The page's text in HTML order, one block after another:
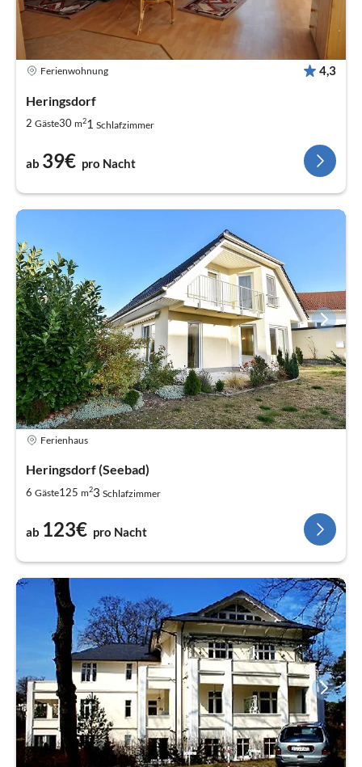
Ferienwohnung 4,3
Heringsdorf
2 Gäste30 m21 Schlafzimmer
ab 39€ pro Nacht
Ferienhaus
Heringsdorf (Seebad)
6 Gäste125 m23 Schlafzimmer
ab 123€ pro Nacht